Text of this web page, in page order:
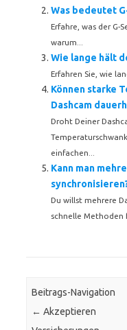
Was bedeutet
Erfahre, was der G-
warum...
Wie lange hält
Erfahren Sie, wie
Können starke
Dashcam
Droht Deiner
einfachen...
Kann man
Du willst mehrere
schnelle Methoden
Beitrags-Navigation
← Akzeptieren